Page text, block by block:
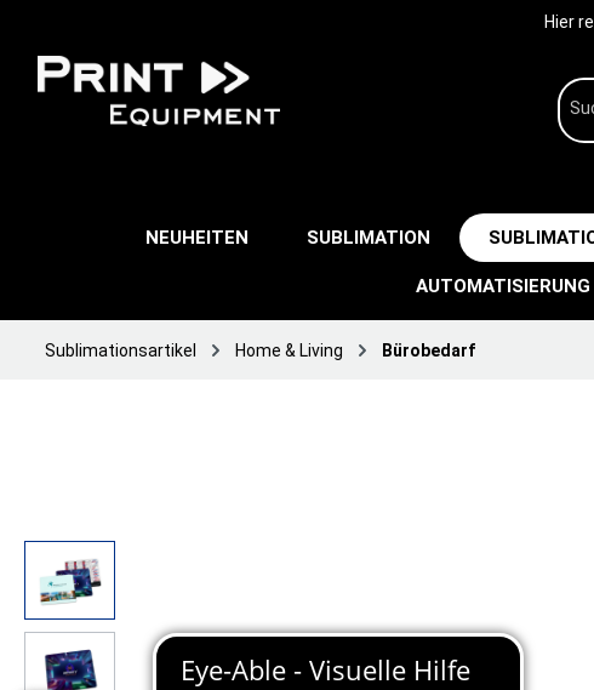
Hier
NEUHEITEN SUBLIMATION
AUTOMATISIERUNG
Sublimationsartikel Home & Living Bürobedarf